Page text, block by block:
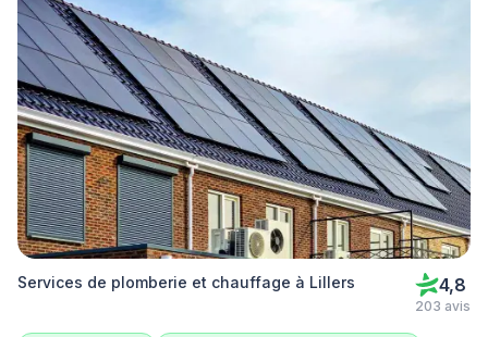
Services de plomberie et chauffage à Lillers 4,8
203 avis